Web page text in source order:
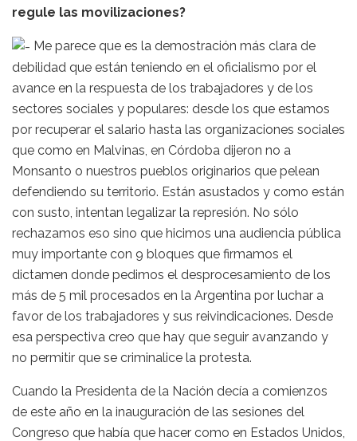
regule las movilizaciones?
Me parece que es la demostración más clara de
debilidad que están teniendo en el oficialismo por el
avance en la respuesta de los trabajadores y de los
sectores sociales y populares: desde los que estamos
por recuperar el salario hasta las organizaciones sociales
que como en Malvinas, en Córdoba dijeron no a
Monsanto o nuestros pueblos originarios que pelean
defendiendo su territorio. Están asustados y como están
con susto, intentan legalizar la represión. No sólo
rechazamos eso sino que hicimos una audiencia pública
muy importante con 9 bloques que firmamos el
dictamen donde pedimos el desprocesamiento de los
más de 5 mil procesados en la Argentina por luchar a
favor de los trabajadores y sus reivindicaciones. Desde
esa perspectiva creo que hay que seguir avanzando y
no permitir que se criminalice la protesta.
Cuando la Presidenta de la Nación decía a comienzos
de este año en la inauguración de las sesiones del
Congreso que había que hacer como en Estados Unidos,